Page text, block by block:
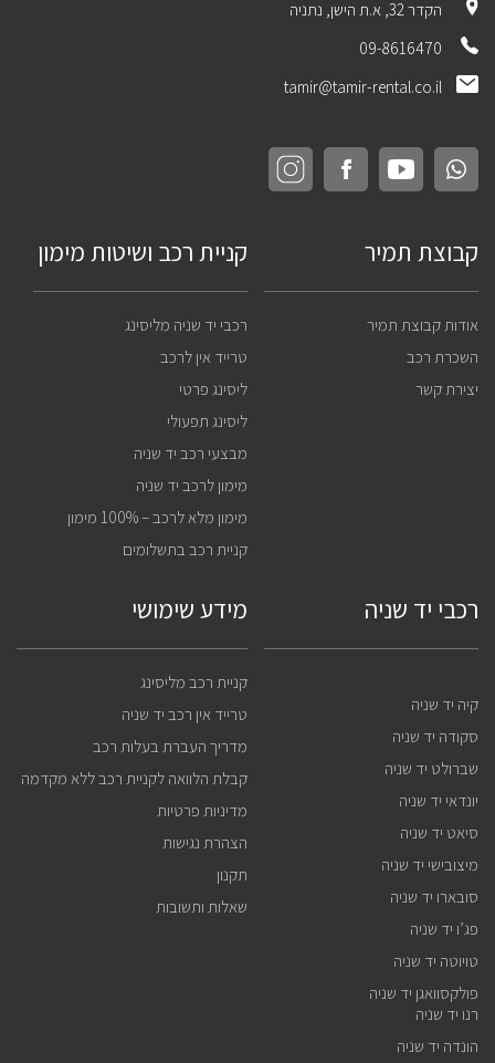
קבוצת תמיר
אודות קבוצת תמיר
השכרת רכב
יצירת קשר
קניית רכב ושיטות מימון
רכבי יד שניה מליסינג
טרייד אין לרכב
ליסינג פרטי
ליסינג תפעולי
מבצעי רכב יד שניה
מימון לרכב יד שניה
מימון מלא לרכב – 100% מימון
קניית רכב בתשלומים
רכבי יד שניה
קיה יד שניה
סקודה יד שניה
שברולט יד שניה
יונדאי יד שניה
סיאט יד שניה
מיצובישי יד שניה
סובארו יד שניה
פג’ו יד שניה
טויוטה יד שניה
פולקסוואגן יד שניה
רנו יד שניה
הונדה יד שניה
מידע שימושי
קניית רכב מליסינג
טרייד אין רכב יד שניה
מדריך העברת בעלות רכב
קבלת הלוואה לקניית רכב ללא מקדמה
מדיניות פרטיות
הצהרת נגישות
תקנון
שאלות ותשובות
הקדר 32, א.ת הישן, נתניה
tamir@tamir-rental.co.il